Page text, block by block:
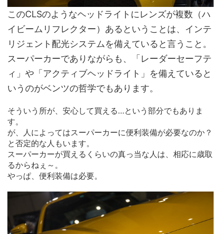
このCLSのようなヘッドライトにレンズが複数（ハ
イビームリフレクター）あるということは、インテ
リジェント配光システムを備えていると言うこと。
スーパーカーでありながらも、「レーダーセーフテ
ィ」や「アクティブヘッドライト」を備えていると
いうのがベンツの哲学でもあります。
そういう所が、安心して買える…という部分でもありま
す。
が、人によってはスーパーカーに便利装備が必要なのか？
と否定的な人もいます。
スーパーカーが買えるくらいの真っ当な人は、相応に歳取
るからねぇ～。
やっぱ、便利装備は必要。